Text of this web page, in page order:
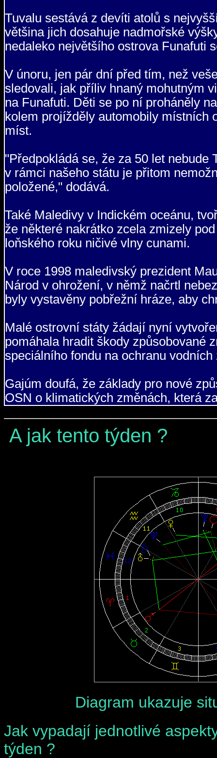
Tuvalu sestává z devíti atolů s
většina jich dosahuje nadmořské
nedaleko největšího ostrova Funafuti
V únoru, jen pár dní před tím, než
sledovali, jak příliv hnaný mohutným
na Funafuti. Děti se po ní proháněly
kolem projížděly automobily místních
míst.
"Předpokládá se, že za 50 let nebude
v rámci našeho státu je přitom
položené," dodává.
Také Maledivy v Indickém oceánu,
že některé nakrátko zcela zmizely
loňského roku ničivé vlny cunami.
V roce 1998 maledivský prezident
Národ v ohrožení, v němž načrtl
byly vystavěny pobřežní hráze, aby
Malé ostrovní státy žádají nyní
pomáhala hradit škody způsobované
speciálního fondu na ochranu
Gajúm doufá, že základy pro nové
OSN o klimatických změnách, která
A jak tento týden ?
Diagram ukazuje
Jak vypadají jednotlivé
týden ?